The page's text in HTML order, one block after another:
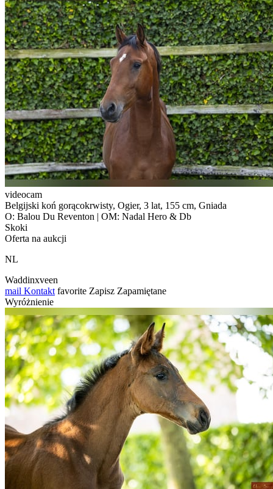
videocam
Belgijski koń gorącokrwisty, Ogier, 3 lat, 155 cm, Gniada
O: Balou Du Reventon | OM: Nadal Hero & Db
Skoki
Oferta na aukcji
NL
Waddinxveen
mail Kontakt favorite Zapisz Zapamiętane
Wyróżnienie